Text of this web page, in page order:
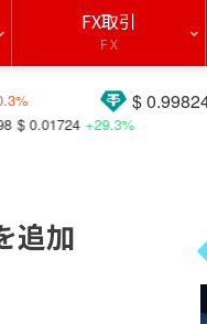
FX取引
F X
$ 0.99824 -0.0%
BICO $ 0.04986
追加